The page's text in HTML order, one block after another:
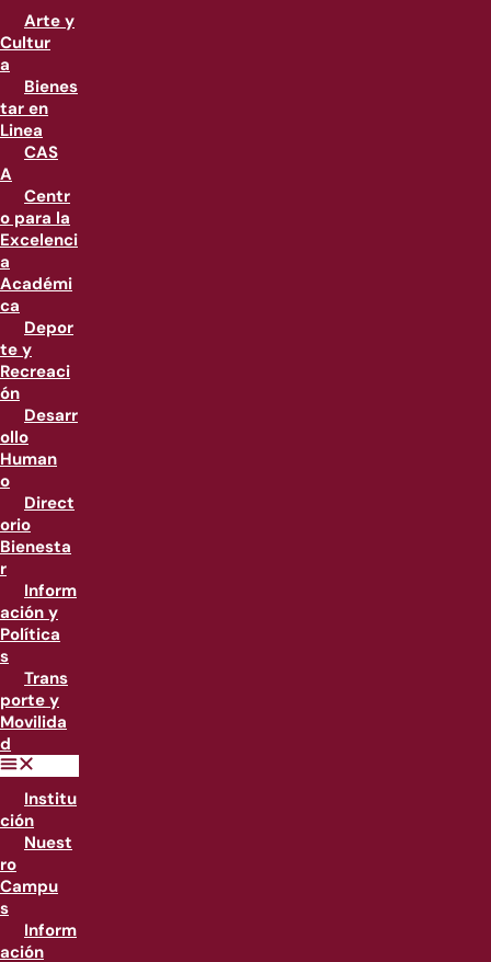
Arte y
Cultur
a
Bienes
tar en
Linea
CAS
A
Centr
o para la
Excelenci
a
Académi
ca
Depor
te y
Recreaci
ón
Desarr
ollo
Human
o
Direct
orio
Bienesta
r
Inform
ación y
Política
s
Trans
porte y
Movilida
d
Institu
ción
Nuest
ro
Campu
s
Inform
ación